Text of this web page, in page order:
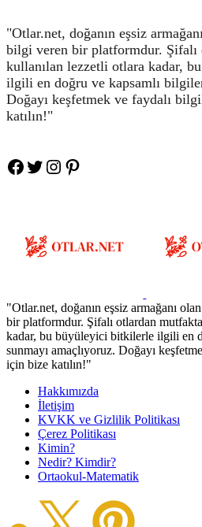
"Otlar.net, doğanın eşsiz
bilgi veren bir platformdur. Şifalı
kullanılan lezzetli otlara kadar,
ilgili en doğru ve kapsamlı
Doğayı keşfetmek ve faydalı
katılın!"
Facebook
Twitter
Instagram
Pinteres
"Otlar.net, doğanın eşsiz armağanı
bir platformdur. Şifalı otlardan
kadar, bu büyüleyici bitkilerle ilgili en
sunmayı amaçlıyoruz. Doğayı
için bize katılın!"
Hakkımızda
İletişim
KVKK ve Gizlilik Politikası
Çerez Politikası
Kimin?
Nedir? Kimdir?
Ortaokul-Matematik